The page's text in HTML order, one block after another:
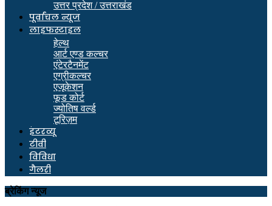
उत्तर प्रदेश / उत्तराखंड
पूर्वांचल न्यूज
लाइफस्टाइल
हेल्थ
आर्ट एण्ड कल्चर
एंटेरटैनमेंट
एग्रीकल्चर
एजूकेशन
फूड कोर्ट
ज्योतिष वर्ल्ड
टूरिज़म
इंटरव्यू
टीवी
विविधा
गैलरी
ब्रेकिंग न्यूज